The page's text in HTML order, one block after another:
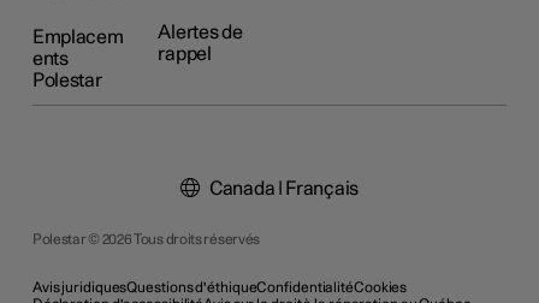
Emplacem
ents
Polestar
Alertes de
rappel
Polestar © 2026 Tous droits réservés
Avis juridiquesQuestions d'éthiqueConfidentialitéCookies
Canada | Français